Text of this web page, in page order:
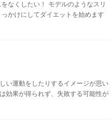
なくしたい！ モデルのようなスリ
かけにしてダイエットを始めます
い運動をしたりするイメージが思い
効果が得られず、失敗する可能性が